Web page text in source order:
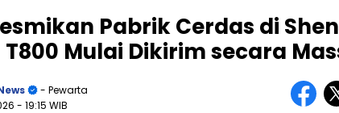
Pabrik Cerdas di
Mulai Dikirim secara
- Pewarta
- 19:15 WIB